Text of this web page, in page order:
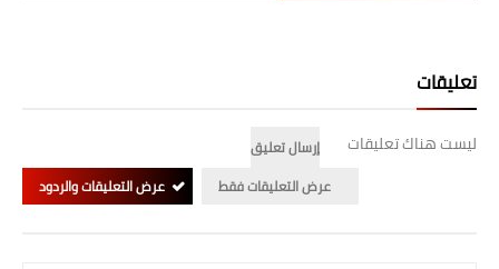
تعليقات
ليست هناك تعليقات
إرسال تعليق
عرض التعليقات فقط
عرض التعليقات والردود